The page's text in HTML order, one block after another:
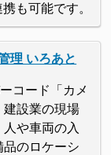
も可能です。
理 いろあと
コード「カメ
建設業の現場
や車両の入
のロケーシ